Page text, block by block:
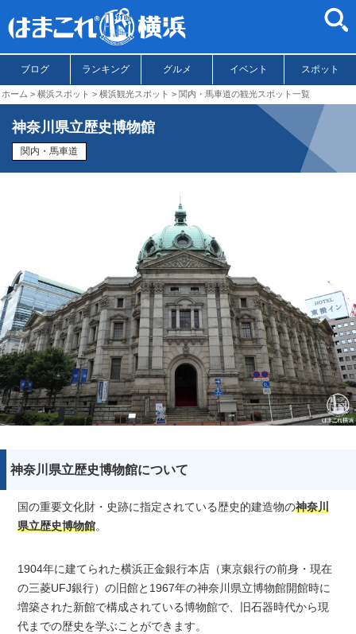
ブログ ランキング グルメ イベント スポット
ホーム 横浜スポット 横浜観光スポット 関内・馬車道の観光スポット一覧
神奈川県立歴史博物館
関内・馬車道
神奈川県立歴史博物館について
国の重要文化財・史跡に指定されている歴史的建造物の神奈川
県立歴史博物館。
1904年に建てられた横浜正金銀行本店（東京銀行の前身・現在
の三菱UFJ銀行）の旧館と1967年の神奈川県立博物館開館時に
増築された新館で構成されている博物館で、旧石器時代から現
代までの歴史を学ぶことができます。